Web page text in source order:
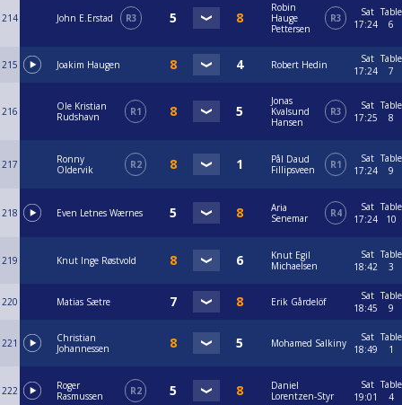
214 John E.Erstad R3
Robin
Hauge
Pettersen
R3
Sat
17:24
Table
6
215 Joakim Haugen Robert Hedin
Sat
17:24
Table
7
216
Ole Kristian
Rudshavn
R1
Jonas
Kvalsund
Hansen
R3
Sat
17:25
Table
8
217
Ronny
Oldervik
R2
Pål Daud
Fillipsveen
R1
Sat
17:24
Table
9
218 Even Letnes Wærnes
Aria
Senemar
R4
Sat
17:24
Table
10
219 Knut Inge Røstvold
Knut Egil
Michaelsen
Sat
18:42
Table
3
220 Matias Sætre Erik Gårdelöf
Sat
18:45
Table
9
221
Christian
Johannessen
Mohamed Salkiny
Sat
18:49
Table
1
222
Roger
Rasmussen
R2
Daniel
Lorentzen-Styr
Sat
19:01
Table
4